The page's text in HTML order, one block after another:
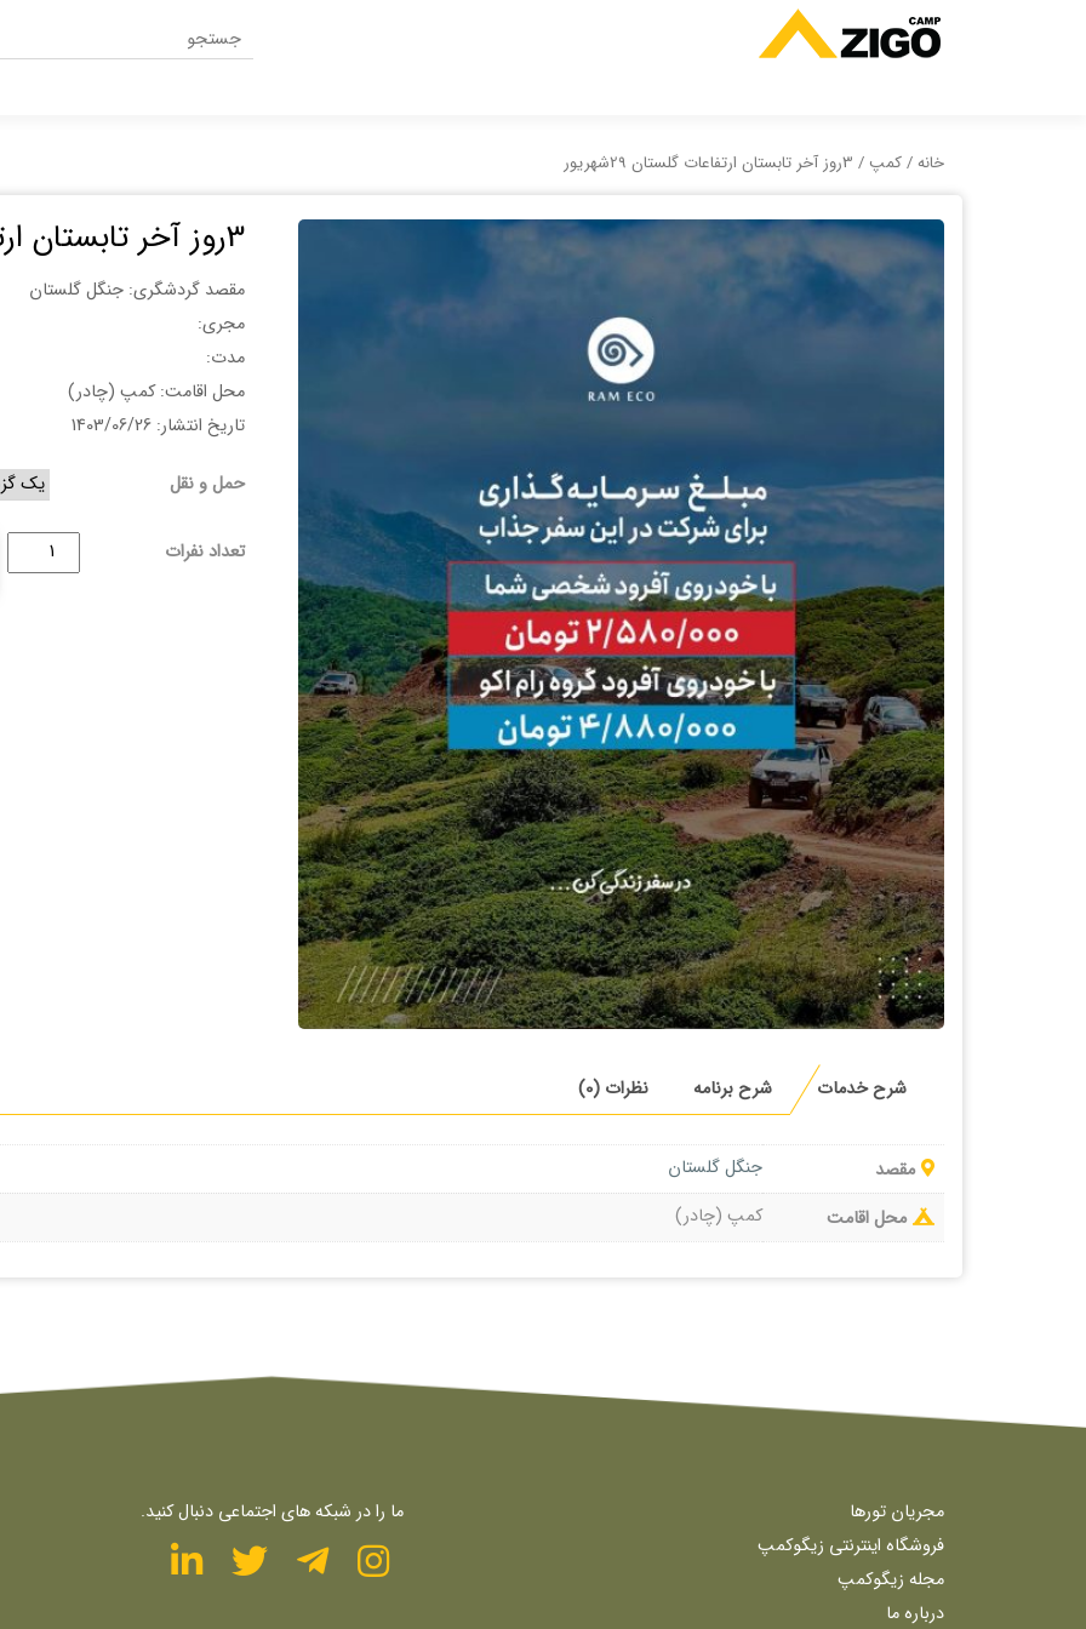
خانه/کمپ / 3روز آخر تابستان ارتفاعات گلستان 29شهریور
3روز آخر تابستان ارتفاعات گلستان 29شهریور
مقصد گردشگری: جنگل گلستان
مجری:
مدت:
محل اقامت: کمپ (چادر)
تاریخ انتشار: 1403/06/26
حمل و نقل
تعداد نفرات
3روز
آخر
شرح خدمات شرح برنامه نظرات (0)
مقصد
جنگل گلستان
محل اقامت
کمپ (چادر)
مجریان تورها
فروشگاه اینترنتی زیگوکمپ
مجله زیگوکمپ
درباره ما
ما را در شبکه های اجتماعی دنبال کنید.